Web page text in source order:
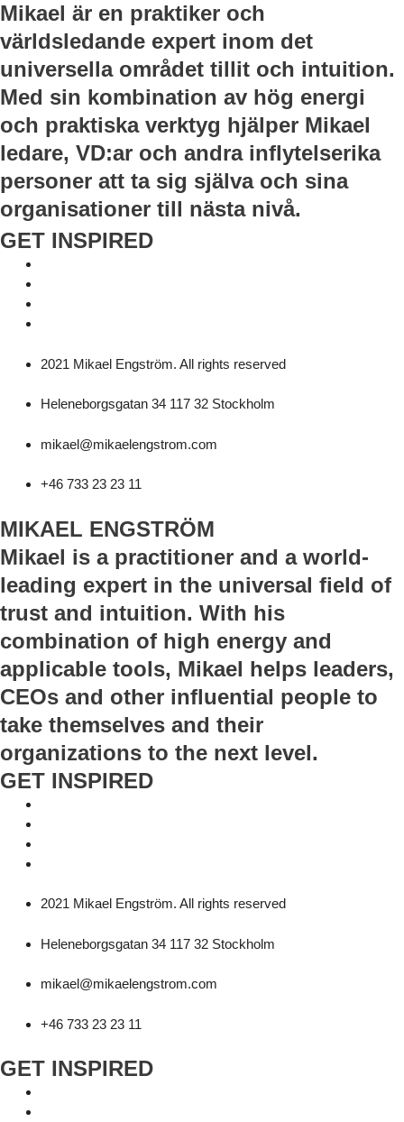
Mikael är en praktiker och
världsledande expert inom det
universella området tillit och intuition.
Med sin kombination av hög energi
och praktiska verktyg hjälper Mikael
ledare, VD:ar och andra inflytelserika
personer att ta sig själva och sina
organisationer till nästa nivå.
GET INSPIRED
2021 Mikael Engström. All rights reserved
Heleneborgsgatan 34 117 32 Stockholm
mikael@mikaelengstrom.com
+46 733 23 23 11
MIKAEL ENGSTRÖM
Mikael is a practitioner and a world-
leading expert in the universal field of
trust and intuition. With his
combination of high energy and
applicable tools, Mikael helps leaders,
CEOs and other influential people to
take themselves and their
organizations to the next level.
GET INSPIRED
2021 Mikael Engström. All rights reserved
Heleneborgsgatan 34 117 32 Stockholm
mikael@mikaelengstrom.com
+46 733 23 23 11
GET INSPIRED